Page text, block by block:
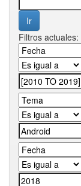
Filtros actuales: